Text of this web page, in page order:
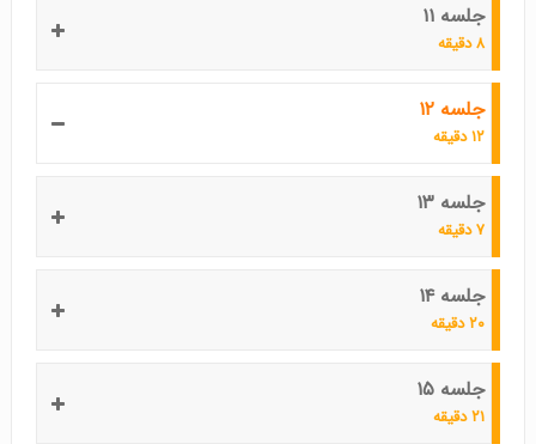
جلسه ۱۱
۸ دقیقه
جلسه ۱۲
۱۲ دقیقه
جلسه ۱۳
۷ دقیقه
جلسه ۱۴
۲۰ دقیقه
جلسه ۱۵
۲۱ دقیقه